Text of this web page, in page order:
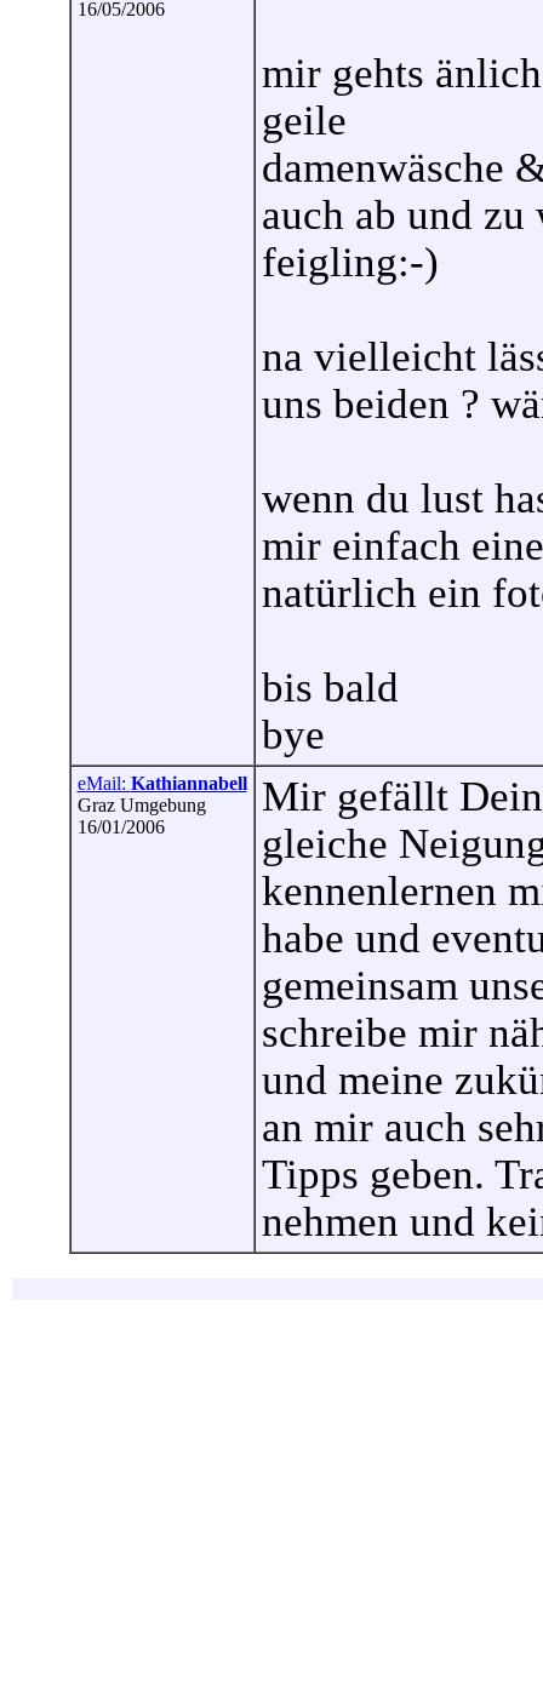
16/05/2006
mir gehts
geile
damenwäsche
auch ab und
feigling:-)
na vielleicht
uns beiden ?
wenn du lust
mir einfach
natürlich ein
bis bald
bye
eMail: Kathiannabell
Graz Umgebung
16/01/2006
Mir gefällt
gleiche
kennenlernen
habe und
gemeinsam
schreibe mir
und meine
an mir auch
Tipps geben.
nehmen und